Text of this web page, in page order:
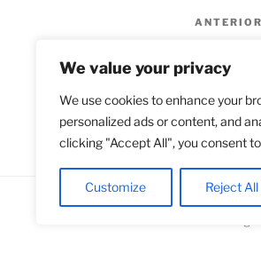
We value your privacy
We use cookies to enhance your
personalized ads or content, and
clicking "Accept All", you consent
Customize Reject All
Entrada
ANTERIOR
renal